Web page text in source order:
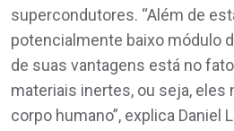
supercondutores. “Além de
potencialmente baixo módulo
de suas vantagens está no
materiais inertes, ou seja, eles
corpo humano”, explica Daniel